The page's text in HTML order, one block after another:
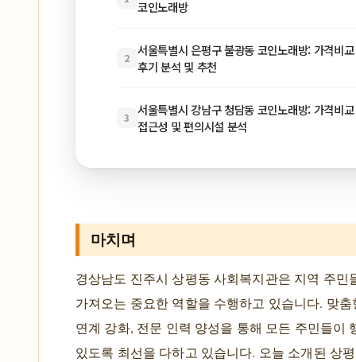
코인노래방
2 서울특별시 은평구 불광동 코인노래방: 가격비
후기 분석 및 추천
3
서울특별시 강남구 청담동 코인노래방: 가격비
접근성 및 편의시설 분석
마치며
경상남도 진주시 상평동 사회복지관은 지역 주민
가져오는 중요한 역할을 수행하고 있습니다. 맞
연계 강화, 전문 인력 양성을 통해 모든 주민들이
있도록 최선을 다하고 있습니다. 오늘 소개된 상